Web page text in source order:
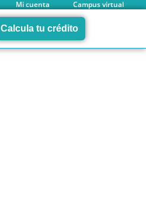
Mi cuenta Campus virtual
Calcula tu crédito